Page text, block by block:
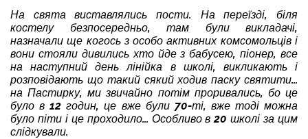
На свята виставлялись пости. На переїзді, біля
костелу безпосередньо, там були викладачі,
назначали ще когось з особо активних комсомольців і
вони стояли дивились хто йде з бабусею, піонер, все
на наступний день лінійка в школі, викликають і
розповідають що такий сякий ходив паску святити…
на Пастирку, ми звичайно потім проривались, бо це
було в 12 годин, це вже були 70-ті, вже тоді можна
було піти і це проходило… Особливо в 20 школі за цим
слідкували.